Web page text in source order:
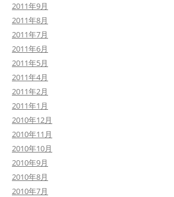
2011年9月
2011年8月
2011年7月
2011年6月
2011年5月
2011年4月
2011年2月
2011年1月
2010年12月
2010年11月
2010年10月
2010年9月
2010年8月
2010年7月